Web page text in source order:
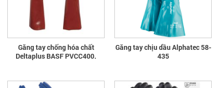
Găng tay chống hóa chất
Deltaplus BASF PVCC400.
Găng tay chịu dầu Alphatec 58-
435